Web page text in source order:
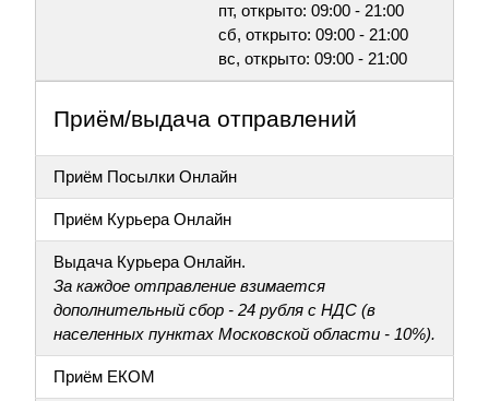
пт, открыто: 09:00 - 21:00
сб, открыто: 09:00 - 21:00
вс, открыто: 09:00 - 21:00
Приём/выдача отправлений
Приём Посылки Онлайн
Приём Курьера Онлайн
Выдача Курьера Онлайн.
За каждое отправление взимается
дополнительный сбор - 24 рубля с НДС (в
населенных пунктах Московской области - 10%).
Приём ЕКОМ